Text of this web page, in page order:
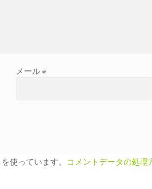
メール※
使っています。 コメントデータの処理